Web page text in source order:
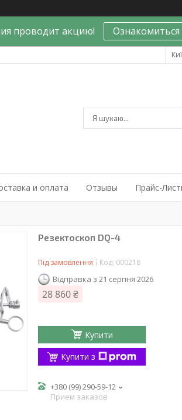
проводит акцию! Ознакомиться
и оплата Отзывы Прайс-
Резектоскоп DQ-4
Під замовлення Код: 000218
Відправка з 21 серпня 2026
28 860 ₴
Купити
Купити з
+380 (99) 290-59-12
Прием заказов